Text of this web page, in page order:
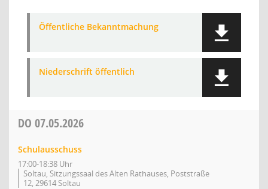
Öffentliche Bekanntmachung
Niederschrift öffentlich
DO 07.05.2026
Schulausschuss
17:00-18:38 Uhr
Soltau, Sitzungssaal des Alten Rathauses, Poststraße
12, 29614 Soltau